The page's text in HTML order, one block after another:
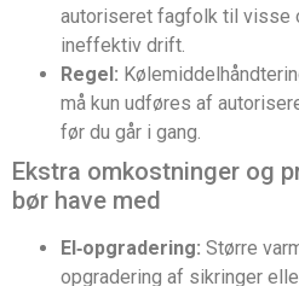
autoriseret fagfolk til visse
ineffektiv drift.
Regel:
må kun udføres af
før du går i gang.
Ekstra omkostninger og
bør have med
El‑opgradering: Større
opgradering af sikringer